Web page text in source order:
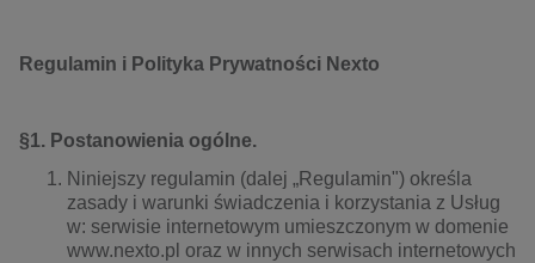
komputery, internet, technologie, informatyka
kobiece, lifestyle, kultura
polityka, społeczno-informacyjne
Regulamin i Polityka Prywatności Nexto
§1. Postanowienia ogólne.
Niniejszy regulamin (dalej „Regulamin") określa
zasady i warunki świadczenia i korzystania z Usług
w: serwisie internetowym umieszczonym w domenie
www.nexto.pl oraz w innych serwisach internetowych